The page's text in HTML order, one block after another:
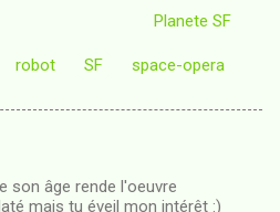
Planete SF
robot SF space-opera
son âge rende l'oeuvre
mais tu éveil mon intérêt :)